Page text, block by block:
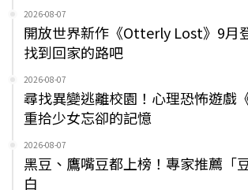
2026-08-07
開放世界新作《Otterly Lost》9月
找到回家的路吧
2026-08-07
尋找異變逃離校園！心理恐怖遊戲
重拾少女忘卻的記憶
2026-08-07
黑豆、鷹嘴豆都上榜！專家推薦「
白